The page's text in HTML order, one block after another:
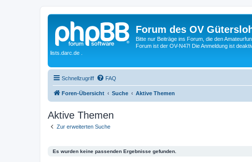
Forum des OV
Bitte nur Beiträge ins Forum, die den
Forum ist der OV-N47! Die Anmeldung ist
lists.darc.de .
Schnellzugriff FAQ
Foren-Übersicht Suche Aktive Themen
Aktive Themen
Zur erweiterten Suche
Es wurden keine passenden Ergebnisse gefunden.